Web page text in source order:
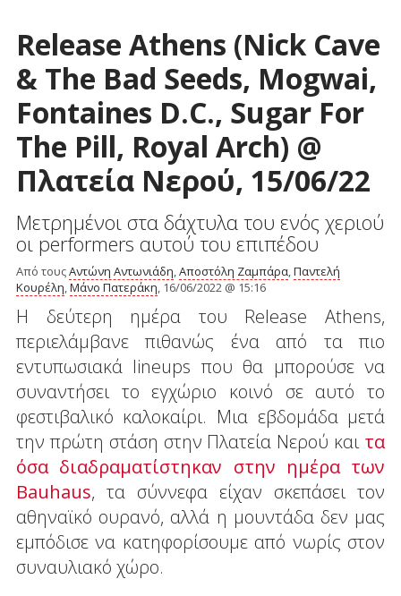
Release Athens (Nick Cave
& The Bad Seeds, Mogwai,
Fontaines D.C., Sugar For
The Pill, Royal Arch) @
Πλατεία Νερού, 15/06/22
Μετρημένοι στα δάχτυλα του ενός χεριού
οι performers αυτού του επιπέδου
Από τουςΑντώνη Αντωνιάδη,Αποστόλη Ζαμπάρα,Παντελή
Κουρέλη,Μάνο Πατεράκη, 16/06/2022 @ 15:16
Η δεύτερη ημέρα του Release Athens,
περιελάμβανε πιθανώς ένα από τα πιο
εντυπωσιακά lineups που θα μπορούσε να
συναντήσει το εγχώριο κοινό σε αυτό το
φεστιβαλικό καλοκαίρι. Μια εβδομάδα μετά
την πρώτη στάση στην Πλατεία Νερού και τα
όσα διαδραματίστηκαν στην ημέρα των
Bauhaus, τα σύννεφα είχαν σκεπάσει τον
αθηναϊκό ουρανό, αλλά η μουντάδα δεν μας
εμπόδισε να κατηφορίσουμε από νωρίς στον
συναυλιακό χώρο.